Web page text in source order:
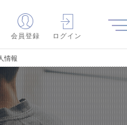
会員登録 ログイン
情報